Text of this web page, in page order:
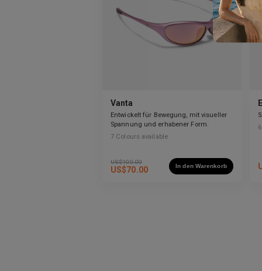
Vanta
Entwickelt für Bewegung, mit visueller
Spannung und erhabener Form.
7 Colours available
US$100.00
US$70.00 In den Warenkorb
6